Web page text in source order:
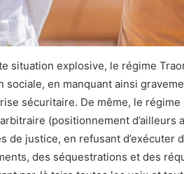
situation explosive, le régime
en manquant ainsi
sécuritaire. De même, le
(positionnement d’ailleurs
de justice, en refusant
des séquestrations et des